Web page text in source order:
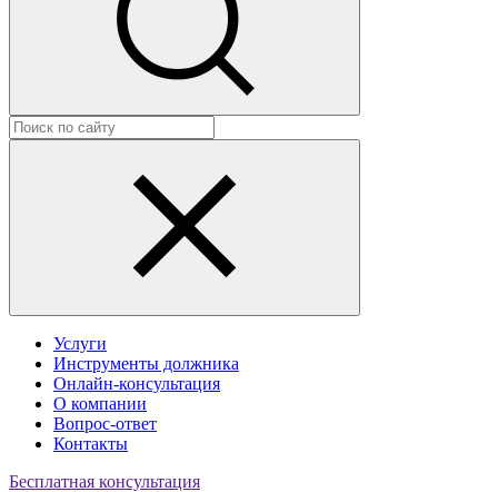
Услуги
Инструменты должника
Онлайн-консультация
О компании
Вопрос-ответ
Контакты
Бесплатная консультация